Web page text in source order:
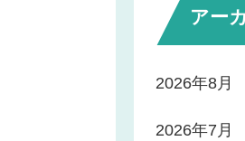
アー
2026年8月
2026年7月